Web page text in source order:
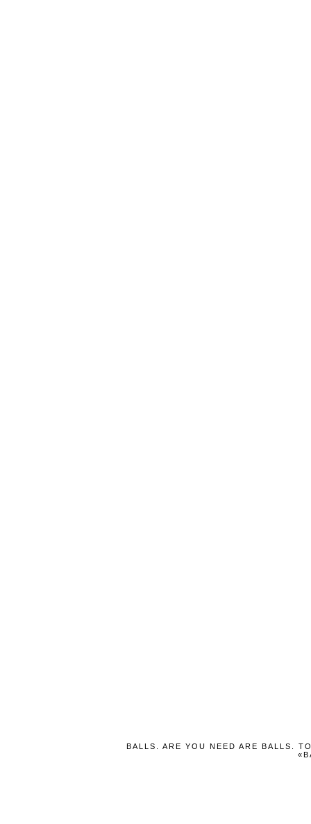
BALLS. ARE YOU NEED ARE BALLS.